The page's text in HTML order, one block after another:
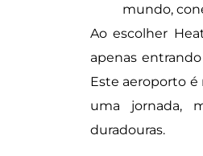
mundo,
Ao escolher
apenas
Este aeroporto
uma jornada,
duradouras.